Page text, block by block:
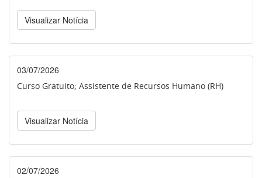
Visualizar Notícia
03/07/2026
Curso Gratuito; Assistente de Recursos Humano (RH)
Visualizar Notícia
02/07/2026